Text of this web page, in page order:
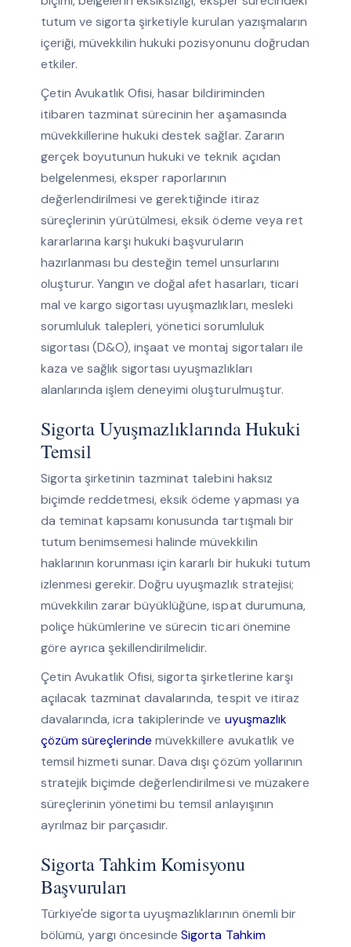
tutum ve sigorta şirketiyle kurulan yazışmaların
içeriği, müvekkilin hukuki pozisyonunu doğrudan
etkiler.
Çetin Avukatlık Ofisi, hasar bildiriminden
itibaren tazminat sürecinin her aşamasında
müvekkillerine hukuki destek sağlar. Zararın
gerçek boyutunun hukuki ve teknik açıdan
belgelenmesi, eksper raporlarının
değerlendirilmesi ve gerektiğinde itiraz
süreçlerinin yürütülmesi, eksik ödeme veya ret
kararlarına karşı hukuki başvuruların
hazırlanması bu desteğin temel unsurlarını
oluşturur. Yangın ve doğal afet hasarları, ticari
mal ve kargo sigortası uyuşmazlıkları, mesleki
sorumluluk talepleri, yönetici sorumluluk
sigortası (D&O), inşaat ve montaj sigortaları ile
kaza ve sağlık sigortası uyuşmazlıkları
alanlarında işlem deneyimi oluşturulmuştur.
Sigorta Uyuşmazlıklarında Hukuki
Temsil
Sigorta şirketinin tazminat talebini haksız
biçimde reddetmesi, eksik ödeme yapması ya
da teminat kapsamı konusunda tartışmalı bir
tutum benimsemesi halinde müvekkilin
haklarının korunması için kararlı bir hukuki tutum
izlenmesi gerekir. Doğru uyuşmazlık stratejisi;
müvekkilin zarar büyüklüğüne, ispat durumuna,
poliçe hükümlerine ve sürecin ticari önemine
göre ayrıca şekillendirilmelidir.
Çetin Avukatlık Ofisi, sigorta şirketlerine karşı
açılacak tazminat davalarında, tespit ve itiraz
davalarında, icra takiplerinde ve uyuşmazlık
çözüm süreçlerinde müvekkillere avukatlık ve
temsil hizmeti sunar. Dava dışı çözüm yollarının
stratejik biçimde değerlendirilmesi ve müzakere
süreçlerinin yönetimi bu temsil anlayışının
ayrılmaz bir parçasıdır.
Sigorta Tahkim Komisyonu
Başvuruları
Türkiye'de sigorta uyuşmazlıklarının önemli bir
bölümü, yargı öncesindeSigorta Tahkim